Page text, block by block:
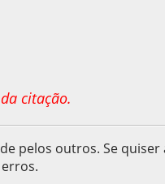
citação.
pelos outros. Se quiser